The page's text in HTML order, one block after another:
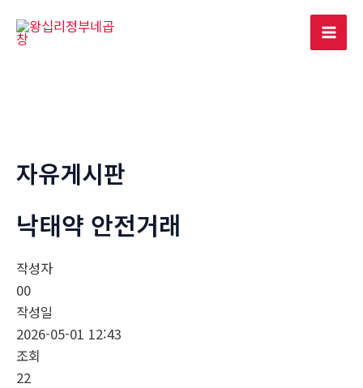
Main
자유게시판
낙­태약 안전거래
작성자
00
작성일
2026-05-01 12:43
조회
22